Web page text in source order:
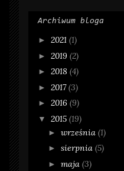
Archiwum bloga
► 2021 (1)
► 2019 (2)
► 2018 (4)
► 2017(3)
► 2016 (9)
▼ 2015 (19)
► września (1)
► sierpnia (5)
► maja (3)